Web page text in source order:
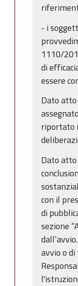
- i
1110/
di
essere
Dato
riportato
Dato atto
con il
di
sezione
avvio o